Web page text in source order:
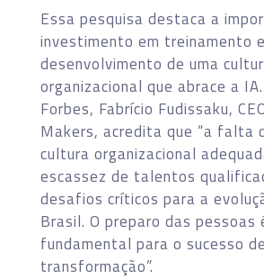
Essa pesquisa destaca a
investimento em treinamento
desenvolvimento de uma
organizacional que abrace a
Forbes, Fabrício Fudissaku,
Makers, acredita que “a falta
cultura organizacional
escassez de talentos
desafios críticos para a
Brasil. O preparo das pessoas
fundamental para o sucesso
transformação”.